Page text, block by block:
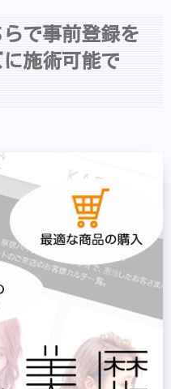
で事前登録を
施術可能で